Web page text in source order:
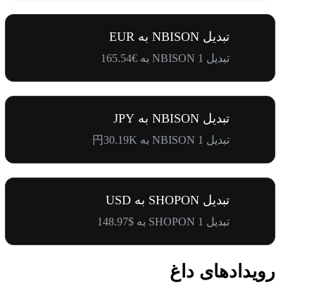
تبدیل NBISON به EUR
تبدیل 1 NBISON به €165.54
تبدیل NBISON به JPY
تبدیل 1 NBISON به 円30.19K
تبدیل SHOPON به USD
تبدیل 1 SHOPON به $148.97
رویدادهای داغ